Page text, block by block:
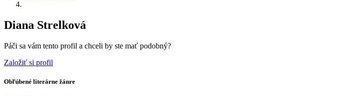
Diana Strelková
Páči sa vám tento profil a chceli by ste mať podobný?
Založiť si profil
Obľúbené literárne žánre